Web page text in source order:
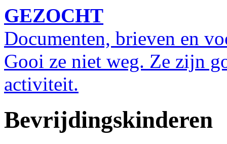
GEZOCHT
Documenten, brieven en
Gooi ze niet weg. Ze zijn
activiteit.
Bevrijdingskinderen